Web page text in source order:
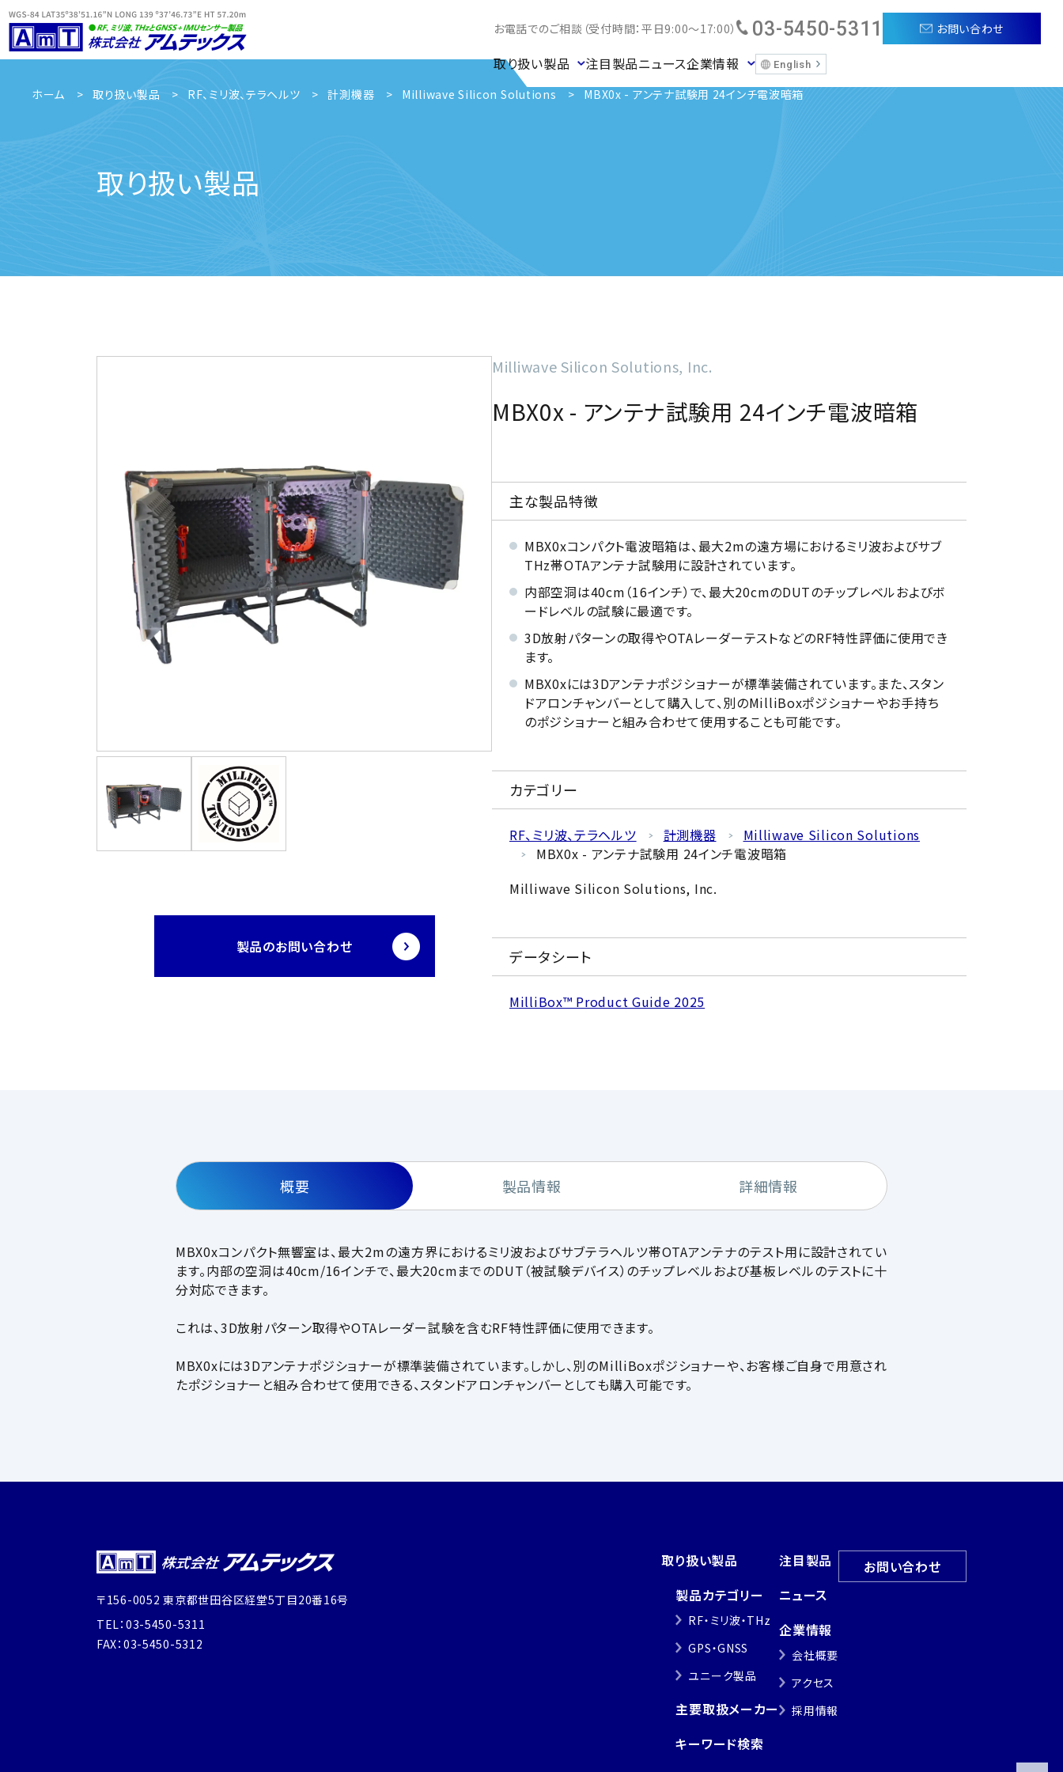
お電話でのご相談（受付時間：平日9:00～17:00） 03-5450-5311 お問い合わせ
取り扱い製品 注目製品ニュース企業情報 English
ホーム 取り扱い製品 RF、ミリ波、テラヘルツ 計測機器 Milliwave Silicon Solutions MBX0x - アンテナ試験用 24インチ電波暗箱
取り扱い製品
製品のお問い合わせ
Milliwave Silicon Solutions, Inc.
MBX0x - アンテナ試験用 24インチ電波暗箱
主な製品特徴
MBX0xコンパクト電波暗箱は、最大2mの遠方場におけるミリ波およびサブ
THz帯OTAアンテナ試験用に設計されています。
内部空洞は40cm（16インチ）で、最大20cmのDUTのチップレベルおよびボ
ードレベルの試験に最適です。
3D放射パターンの取得やOTAレーダーテストなどのRF特性評価に使用でき
ます。
MBX0xには3Dアンテナポジショナーが標準装備されています。また、スタン
ドアロンチャンバーとして購入して、別のMilliBoxポジショナーやお手持ち
のポジショナーと組み合わせて使用することも可能です。
カテゴリー
RF、ミリ波、テラヘルツ 計測機器
Milliwave Silicon Solutions
MBX0x - アンテナ試験用 24インチ電波暗箱
Milliwave Silicon Solutions, Inc.
データシート
MilliBox™ Product Guide 2025
概要 製品情報 詳細情報
MBX0xコンパクト無響室は、最大2mの遠方界におけるミリ波およびサブテラヘルツ帯OTAアンテナのテスト用に設計されてい
ます。内部の空洞は40cm/16インチで、最大20cmまでのDUT（被試験デバイス）のチップレベルおよび基板レベルのテストに十
分対応できます。
これは、3D放射パターン取得やOTAレーダー試験を含むRF特性評価に使用できます。
MBX0xには3Dアンテナポジショナーが標準装備されています。しかし、別のMilliBoxポジショナーや、お客様ご自身で用意され
たポジショナーと組み合わせて使用​​できる、スタンドアロンチャンバーとしても購入可能です。
〒156-0052 東京都世田谷区経堂5丁目20番16号
TEL：03-5450-5311
FAX：03-5450-5312
取り扱い製品
製品カテゴリー
RF・ミリ波・THz
GPS・GNSS
ユニーク製品
主要取扱メーカー
キーワード検索
注目製品
ニュース
企業情報
会社概要
アクセス
採用情報
お問い合わせ